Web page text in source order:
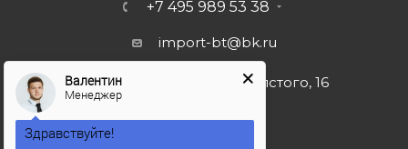
+7 495 989 53 38
import-bt@bk.ru
г. Москва, ул. Льва Толстого, 16
Валентин
Менеджер
Здравствуйте!